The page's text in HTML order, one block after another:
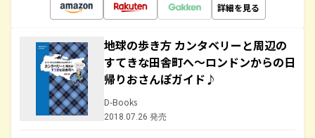
詳細を見る
地球の歩き方 カンタベリーと周辺の
すてきな田舎町へ～ロンドンからの日
帰りおさんぽガイド♪
D-Books
2018.07.26 発売